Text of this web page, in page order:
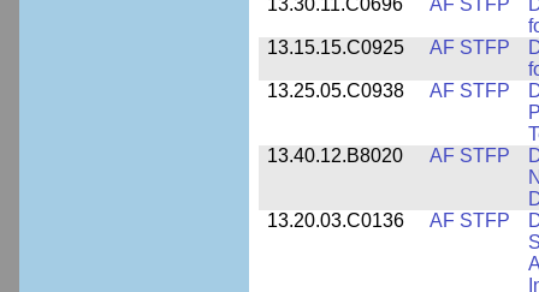
13.30.11.C0696
AF STFP
13.15.15.C0925
AF STFP
13.25.05.C0938
AF STFP
13.40.12.B8020
AF STFP
13.20.03.C0136
AF STFP